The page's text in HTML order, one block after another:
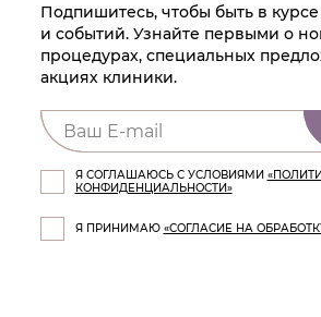
Подпишитесь, чтобы быть в
и событий. Узнайте первыми о
процедурах, специальных
акциях клиники.
Я СОГЛАШАЮСЬ С УСЛОВИЯМИ
КОНФИДЕНЦИАЛЬНОСТИ»
Я ПРИНИМАЮ «СОГЛАСИЕ НА